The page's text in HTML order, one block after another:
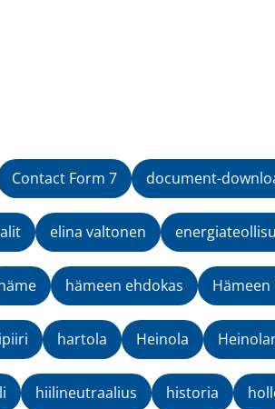
Contact Form 7 document-
elina valtonen
hämeen ehdokas
hartola Heinola
hiilineutraalius historia